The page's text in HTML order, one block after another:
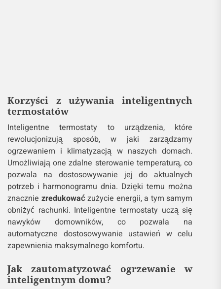
Korzyści z używania inteligentnych
termostatów
Inteligentne termostaty to urządzenia, które
rewolucjonizują sposób, w jaki zarządzamy
ogrzewaniem i klimatyzacją w naszych domach.
Umożliwiają one zdalne sterowanie temperaturą, co
pozwala na dostosowywanie jej do aktualnych
potrzeb i harmonogramu dnia. Dzięki temu można
znacznie zredukowaćzużycie energii, a tym samym
obniżyć rachunki. Inteligentne termostaty uczą się
nawyków domowników, co pozwala na
automatyczne dostosowywanie ustawień w celu
zapewnienia maksymalnego komfortu.
Jak zautomatyzować ogrzewanie w
inteligentnym domu?